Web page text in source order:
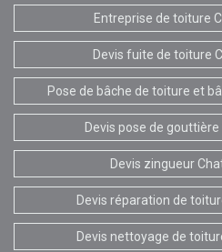
Entreprise de toiture
Devis fuite de toiture
Pose de bâche de toiture et
Devis pose de
Devis zingueur
Devis réparation de
Devis nettoyage de